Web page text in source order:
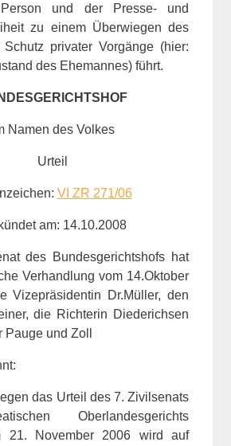
Person und der Presse- und
zu einem Überwiegen des
Schutz privater Vorgänge (hier:
des Ehemannes) führt.
Namen des Volkes
Urteil
VI ZR 271/06
am: 14.10.2008
des Bundesgerichtshofs hat
Verhandlung vom 14.Oktober
Vizepräsidentin Dr.Müller, den
die Richterin Diederichsen
und Zoll
das Urteil des 7. Zivilsenats
Oberlandesgerichts
21. November 2006 wird auf